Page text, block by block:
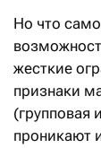
Но что
жесткие
признаки
(групповая
проникают